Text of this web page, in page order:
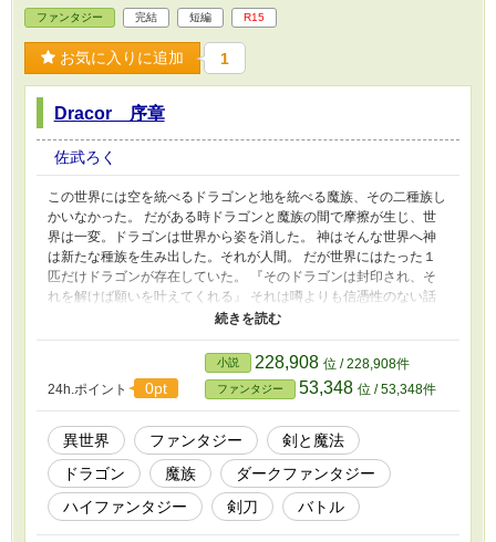
ファンタジー 完結 短編 R15
お気に入りに追加 1
Dracor 序章
佐武ろく
この世界には空を統べるドラゴンと地を統べる魔族、その二種族し
かいなかった。 だがある時ドラゴンと魔族の間で摩擦が生じ、世
界は一変。ドラゴンは世界から姿を消した。 神はそんな世界へ神
は新たな種族を生み出した。それが人間。 だが世界にはたった１
匹だけドラゴンが存在していた。 『そのドラゴンは封印され、そ
れを解けば願いを叶えてくれる』 それは噂よりも信憑性のない話
だったが、彼女にはそんな話にも縋るほどに叶えたい願いがあっ
た。 もう一度、愛する人との日々を取り戻す。 その願いを胸に彼
女はドラゴンを目の前にしていた。
24h.ポイント 0pt
小説 228,908 位 / 228,908件
ファンタジー 53,348 位 / 53,348件
異世界 ファンタジー
剣と魔法
ドラゴン
魔族
ダークファンタジー
ハイファンタジー
剣刀 バトル